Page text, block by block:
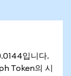
입니다.
Token의 시